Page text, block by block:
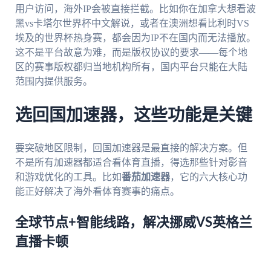
用户访问，海外IP会被直接拦截。比如你在加拿大想看波
黑vs卡塔尔世界杯中文解说，或者在澳洲想看比利时VS
埃及的世界杯热身赛，都会因为IP不在国内而无法播放。
这不是平台故意为难，而是版权协议的要求——每个地
区的赛事版权都归当地机构所有，国内平台只能在大陆
范围内提供服务。
选回国加速器，这些功能是关键
要突破地区限制，回国加速器是最直接的解决方案。但
不是所有加速器都适合看体育直播，得选那些针对影音
和游戏优化的工具。比如番茄加速器，它的六大核心功
能正好解决了海外看体育赛事的痛点。
全球节点+智能线路，解决挪威VS英格兰
直播卡顿